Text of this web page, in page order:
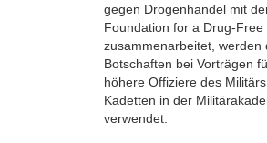
gegen Drogenhandel mit
Foundation for a Drug-Free
zusammenarbeitet, werden
Botschaften bei Vorträgen
höhere Offiziere des
Kadetten in der
verwendet.